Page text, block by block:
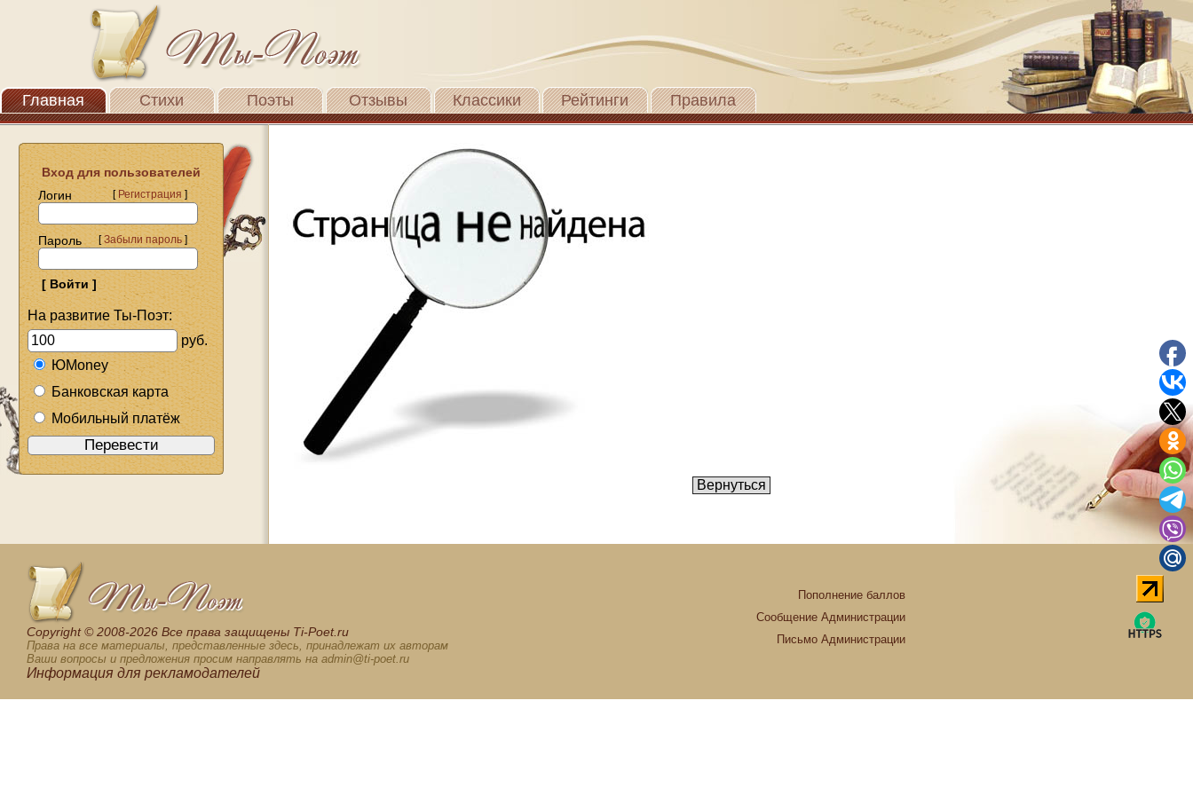
Главная Стихи Поэты Отзывы Классики Рейтинги Правила
Вход для пользователей
Логин
[Регистрация]
Пароль [Забыли пароль]
На развитие Ты-Поэт:
руб.
ЮMoney
Банковская карта
Мобильный платёж
Сopyright © 2008-2026 Все права защищены Ti-Poet.ru
Права на все материалы, представленные здесь, принадлежат их авторам
Ваши вопросы и предложения просим направлять на admin@ti-poet.ru
Информация для рекламодателей
Пополнение баллов
Сообщение Администрации
Письмо Администрации